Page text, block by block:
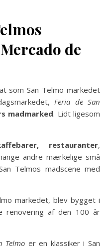
de
som San Telmo markedet
Feria de San
madmarked. Lidt ligesom
restauranter,
andre mærkelige små
Telmos madscene med
markedet, blev bygget i
renovering af den 100 år
Telmo er en klassiker i San